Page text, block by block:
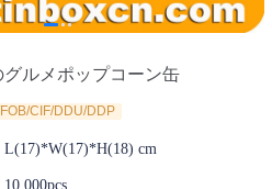
グルメポップコーン缶
CIF/DDU/DDP
L(17)*W(17)*H(18) cm
10,000pcs